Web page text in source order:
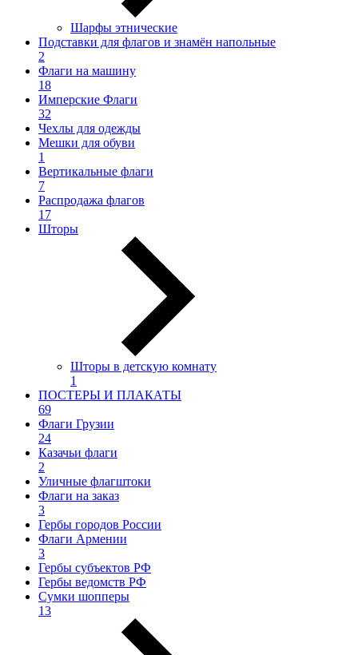
Шарфы этнические
Подставки для флагов и знамён напольные
2
Флаги на машину
18
Имперские Флаги
32
Чехлы для одежды
Мешки для обуви
1
Вертикальные флаги
7
Распродажа флагов
17
Шторы
Шторы в детскую комнату
1
ПОСТЕРЫ И ПЛАКАТЫ
69
Флаги Грузии
24
Казачьи флаги
2
Уличные флагштоки
Флаги на заказ
3
Гербы городов России
Флаги Армении
3
Гербы субъектов РФ
Гербы ведомств РФ
Сумки шопперы
13